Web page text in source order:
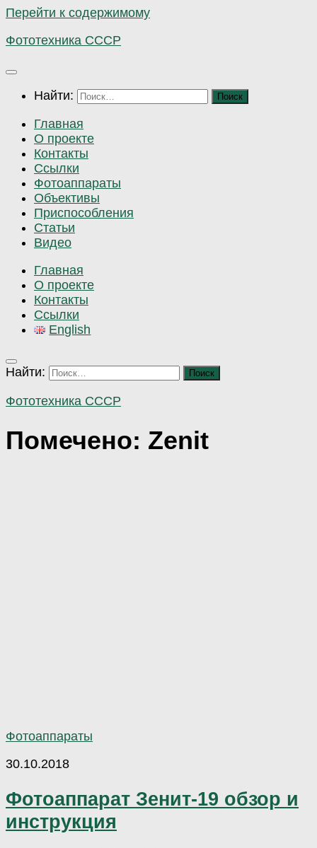
Перейти к содержимому
Фототехника СССР
Найти:
Главная
О проекте
Контакты
Ссылки
Фотоаппараты
Объективы
Приспособления
Статьи
Видео
Главная
О проекте
Контакты
Ссылки
English
Найти:
Фототехника СССР
Помечено: Zenit
Фотоаппараты
30.10.2018
Фотоаппарат Зенит-19 обзор и
инструкция